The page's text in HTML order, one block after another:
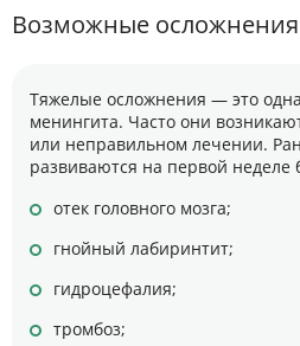
Возможные осложнения
Тяжелые осложнения — это
менингита. Часто они
или неправильном лечении.
развиваются на первой неделе
отек головного мозга;
гнойный лабиринтит;
гидроцефалия;
тромбоз;